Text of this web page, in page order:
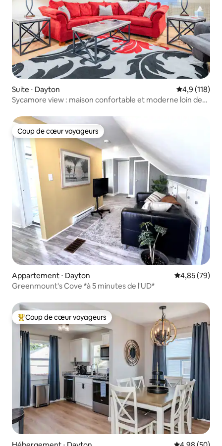
Suite ⋅ Dayton Évaluation
4,9 (118)
Sycamore view : maison confortable et moderne loin de
Coup de cœur voyageurs
Coup de cœur voyageurs
Appartement ⋅ Dayton Évaluation
4,85 (79)
Greenmount's Cove *à 5 minutes de l'UD*
Coups de cœur voyageurs les plus appréciés
Coup de cœur voyageurs